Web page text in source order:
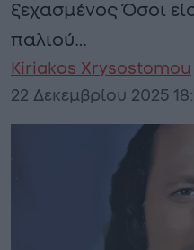
ξεχασμένος Όσοι
παλιού…
Kiriakos Xrysostomou
22 Δεκεμβρίου 2025